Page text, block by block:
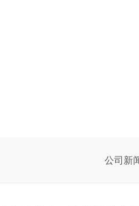
公司新